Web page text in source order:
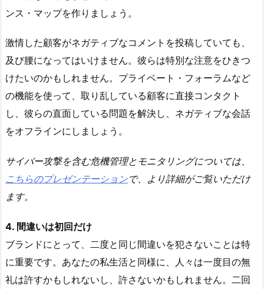
ンス・マップを作りましょう。
激情した顧客がネガティブなコメントを投稿していても、
及び腰になってはいけません。彼らは特別な注意をひきつ
けたいのかもしれません。プライベート・フォーラムなど
の機能を使って、取り乱している顧客に直接コンタクト
し、彼らの直面している問題を解決し、ネガティブな会話
をオフラインにしましょう。
サイバー攻撃を含む危機管理とモニタリングについては、
こちらのプレゼンテーションで、より詳細がご覧いただけ
ます。
4. 間違いは初回だけ
ブランドにとって、二度と同じ間違いを犯さないことは特
に重要です。あなたの私生活と同様に、人々は一度目の無
礼は許すかもしれないし、許さないかもしれません。二回